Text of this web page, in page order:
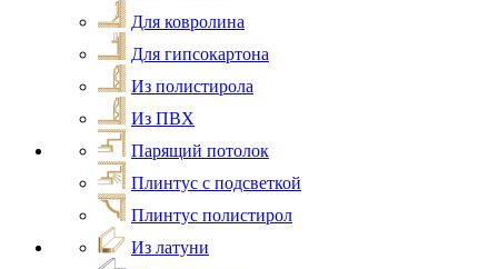
Для ковролина
Для гипсокартона
Из полистирола
Из ПВХ
Парящий потолок
Плинтус с подсветкой
Плинтус полистирол
Из латуни